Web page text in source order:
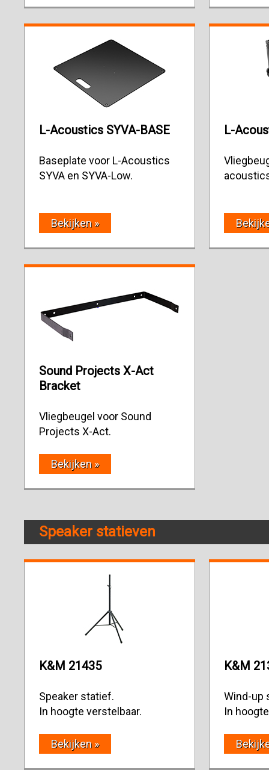
L-Acoustics SYVA-BASE
Baseplate voor L-Acoustics
SYVA en SYVA-Low.
Bekijken »
L-
Sound Projects X-Act
Bracket
Vliegbeugel voor Sound
Projects X-Act.
Bekijken »
Speaker statieven
K&M 21435
Speaker statief.
In hoogte verstelbaar.
Bekijken »
K&M
Wind-up
In